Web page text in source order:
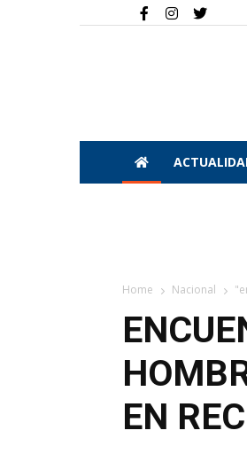
Home Nacional
EN